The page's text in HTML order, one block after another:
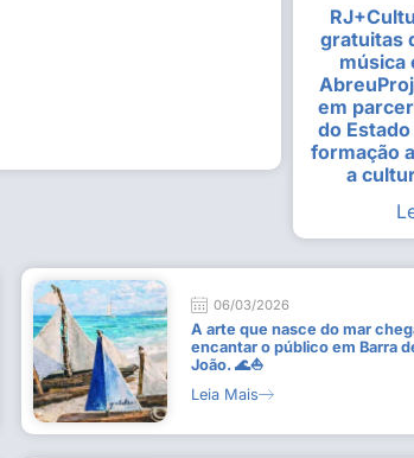
Busca
9 de
Leia
gratuitas
música
em
do
formação
a
06/03/2026
A arte que nasce do mar
encantar o público em Barra
João. 🌊⛵
Leia Mais